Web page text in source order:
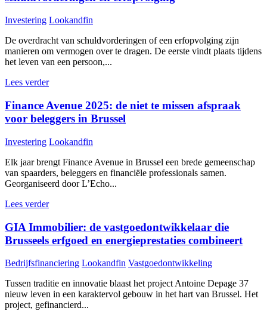
Investering Lookandfin
De overdracht van schuldvorderingen of een erfopvolging zijn
manieren om vermogen over te dragen. De eerste vindt plaats tijdens
het leven van een persoon,...
Lees verder
Finance Avenue 2025: de niet te missen afspraak
voor beleggers in Brussel
Investering Lookandfin
Elk jaar brengt Finance Avenue in Brussel een brede gemeenschap
van spaarders, beleggers en financiële professionals samen.
Georganiseerd door L’Echo...
Lees verder
GIA Immobilier: de vastgoedontwikkelaar die
Brusseels erfgoed en energieprestaties combineert
Bedrijfsfinanciering Lookandfin Vastgoedontwikkeling
Tussen traditie en innovatie blaast het project Antoine Depage 37
nieuw leven in een karaktervol gebouw in het hart van Brussel. Het
project, gefinancierd...